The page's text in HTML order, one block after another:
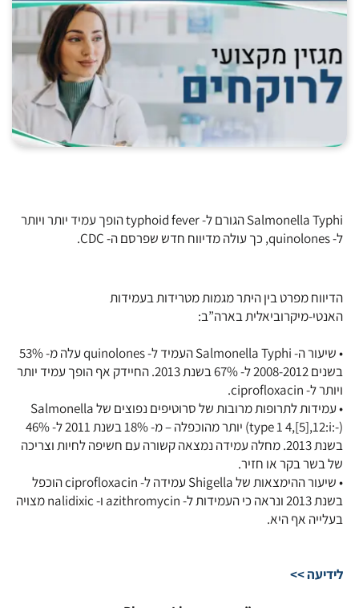
Salmonella Typhi הגורם ל- typhoid fever הופך עמיד יותר ויותר
ל- quinolones, כך עולה מדיווח חדש שפרסם ה- CDC.
הדיווח מפרט בין היתר מגמות מטרידות בעמידות
האנטי-מיקרוביאלית בארה”ב:
• שיעור ה- Salmonella Typhi העמיד ל- quinolones עלה מ- 53%
בשנים 2008-2012 ל- 67% בשנת 2013. החיידק אף הופך עמיד יותר
ויותר ל- ciprofloxacin.
• עמידות לתרופות מרובות של סרוטיפים נפוצים של Salmonella
(type 1 4,[5],12:i:-) יותר מהוכפלה – מ- 18% בשנת 2011 ל- 46%
בשנת 2013. מחלה עמידה נמצאה קשורה עם חשיפה לחיות וצריכה
של בשר בקר או חזיר.
• שיעור ההימצאות של Shigella עמידה ל- ciprofloxacin הוכפל
בשנת 2013 ונראה כי העמידות ל- azithromycin ו- nalidixic מצויה
בעלייה אף היא.
לידיעה >>